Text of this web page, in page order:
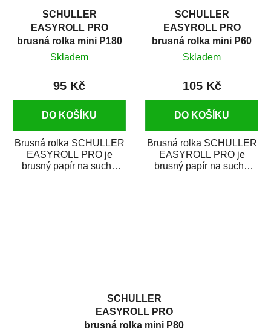
SCHULLER
EASYROLL PRO
brusná rolka mini P180
Skladem
95 Kč
DO KOŠÍKU
Brusná rolka SCHULLER
EASYROLL PRO je
brusný papír na suché
SCHULLER
EASYROLL PRO
brusná rolka mini P60
Skladem
105 Kč
DO KOŠÍKU
Brusná rolka SCHULLER
EASYROLL PRO je
brusný papír na suché
SCHULLER
EASYROLL PRO
brusná rolka mini P80